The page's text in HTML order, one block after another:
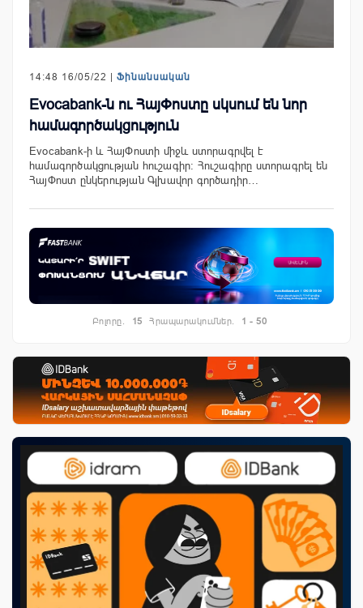
14:48 16/05/22 | Ֆինանսական
Evocabank-ն ու ՀայՓոստը սկսում են նոր
համագործակցություն
Evocabank-ի և ՀայՓոստի միջև ստորագրվել է
համագործակցության հուշագիր: Հուշագիրը ստորագրել են
ՀայՓոստ ընկերության Գլխավոր գործադիր…
Բոլորը. 15 Հրապարակումներ. 1 - 50